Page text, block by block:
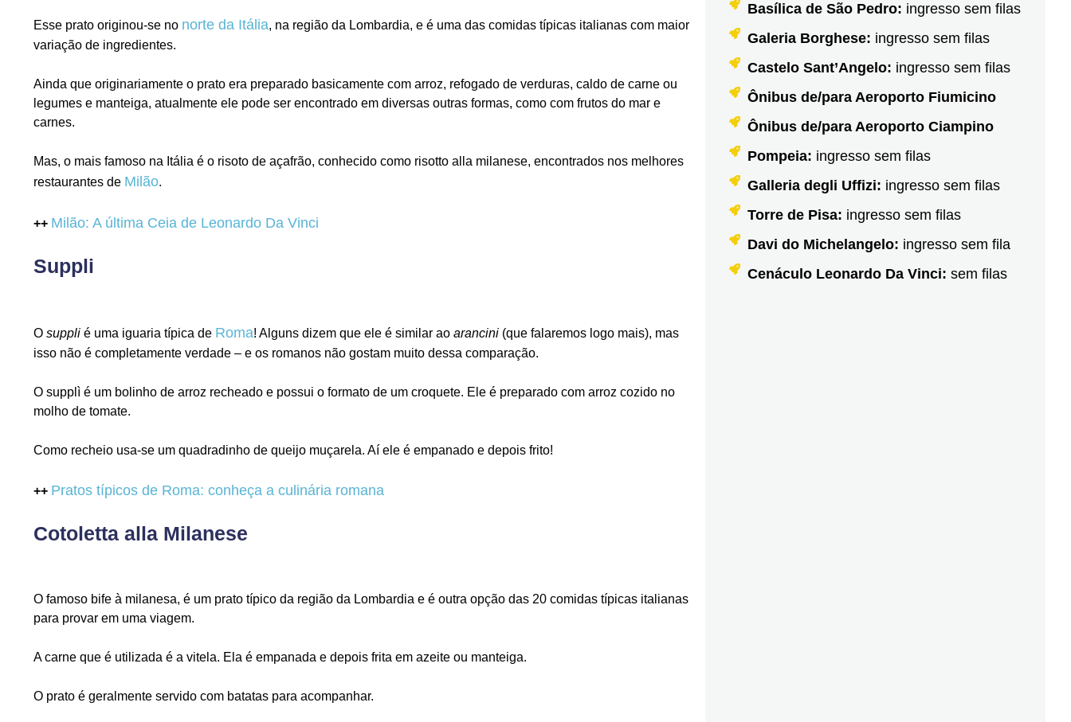
Esse prato originou-se no norte da Itália, na região da Lombardia, e é uma das comidas típicas italianas com maior
variação de ingredientes.
Ainda que originariamente o prato era preparado basicamente com arroz, refogado de verduras, caldo de carne ou
legumes e manteiga, atualmente ele pode ser encontrado em diversas outras formas, como com frutos do mar e
carnes.
Mas, o mais famoso na Itália é o risoto de açafrão, conhecido como risotto alla milanese, encontrados nos melhores
restaurantes de Milão.
++ Milão: A última Ceia de Leonardo Da Vinci
Suppli
O suppli é uma iguaria típica de Roma! Alguns dizem que ele é similar ao arancini (que falaremos logo mais), mas
isso não é completamente verdade – e os romanos não gostam muito dessa comparação.
O supplì é um bolinho de arroz recheado e possui o formato de um croquete. Ele é preparado com arroz cozido no
molho de tomate.
Como recheio usa-se um quadradinho de queijo muçarela. Aí ele é empanado e depois frito!
++ Pratos típicos de Roma: conheça a culinária romana
Cotoletta alla Milanese
O famoso bife à milanesa, é um prato típico da região da Lombardia e é outra opção das 20 comidas típicas italianas
para provar em uma viagem.
A carne que é utilizada é a vitela. Ela é empanada e depois frita em azeite ou manteiga.
O prato é geralmente servido com batatas para acompanhar.
Basílica de São Pedro: ingresso sem filas
Galeria Borghese: ingresso sem filas
Castelo Sant’Angelo: ingresso sem filas
Ônibus de/para Aeroporto Fiumicino
Ônibus de/para Aeroporto Ciampino
Pompeia: ingresso sem filas
Galleria degli Uffizi: ingresso sem filas
Torre de Pisa: ingresso sem filas
Davi do Michelangelo: ingresso sem fila
Cenáculo Leonardo Da Vinci: sem filas